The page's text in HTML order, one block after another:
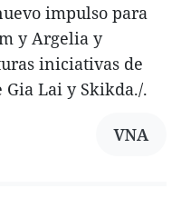
impulso para
y Argelia y
iniciativas de
Lai y Skikda./.
VNA